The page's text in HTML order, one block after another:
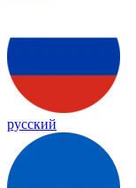
русский